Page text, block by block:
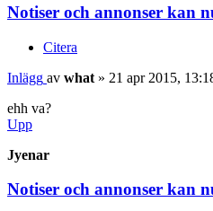
Notiser och annonser kan
Citera
Inlägg av what » 21 apr 2015,
ehh va?
Upp
Jyenar
Notiser och annonser kan